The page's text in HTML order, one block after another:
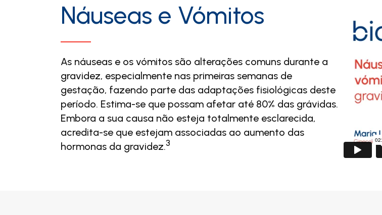
Náuseas e Vómitos
As náuseas e os vómitos são alterações comuns durante a
gravidez, especialmente nas primeiras semanas de
gestação, fazendo parte das adaptações fisiológicas deste
período. Estima-se que possam afetar até 80% das grávidas.
Embora a sua causa não esteja totalmente esclarecida,
acredita-se que estejam associadas ao aumento das
hormonas da gravidez.3